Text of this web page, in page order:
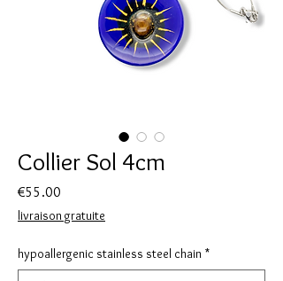
Collier Sol 4cm
€55.00
livraison gratuite
hypoallergenic stainless steel chain *